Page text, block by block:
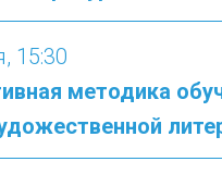
15:30
методика